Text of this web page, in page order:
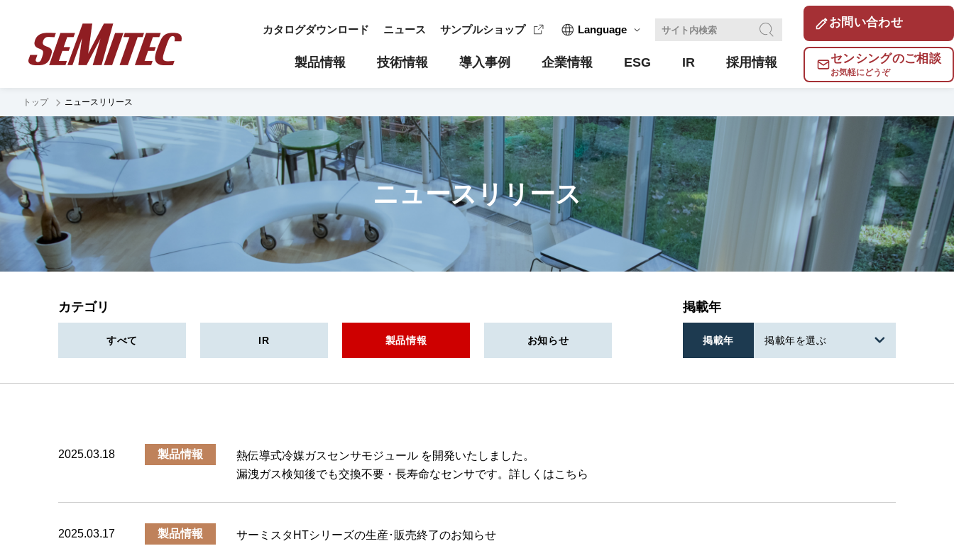
カタログダウンロード ニュース サンプルショップ Language
製品情報
製品カテゴリ
温度センサ
光センサ
風速センサ
サージアブソーバ
パワーサーミスタ
NEXT製品 TOPICS
超精密高速温度センサ
超低温用サーミスタセンサ
風速センサ
気圧センサ
狭視野角サーモパイル
ワイヤーボンディング対応 薄膜サーミスタ
熱伝導式冷媒ガスセンサモジュール (開発中)
インフォメーション
製品選定
サーミスタを応用したセンシング
Q&A
非拡販製品一覧
パワーサーミスタ代替製品一覧
コラム
サーミスタとは？
風速センサとは？ ～種類と選び方、最新の動
向まで～
非接触温度センシングについて
～センサの原理、特長、使い方～
技術情報
開発・提案
薄膜サーミスタ
医療用温度センサ
共創パートナー
アグリセンサ開発試験場
導入事例
導入事例 製品用途例
企業情報
会社概要
代表インタビュー
基本理念
沿革
営業拠点/代理店・取扱店
生産拠点
内部統制基本方針
品質保証体制
ESG
ESGへの取り組み CSRへの取り組み 環境への取り組み(千葉工場)
IR
財務ハイライト
業績ハイライト
財政ハイライト
キャッシュ・フローの状況
配当状況
IRライブラリー
決算短信
適時開示書類
有価証券報告書
決算説明会・決算概要資料
IRカレンダー
株主総会関連資料
事業の内容
株主メモ
株価情報
採用情報
お問い合わせ
センシングのご相談
お気軽にどうぞ
トップ ニュースリリース
ニュースリリース
カテゴリ
すべて IR 製品情報 お知らせ
掲載年
掲載年 掲載年を選ぶ
2025.03.18 製品情報
熱伝導式冷媒ガスセンサモジュール を開発いたしました。
漏洩ガス検知後でも交換不要・長寿命なセンサです。詳しくはこちら
2025.03.17 製品情報
サーミスタHTシリーズの生産･販売終了のお知らせ